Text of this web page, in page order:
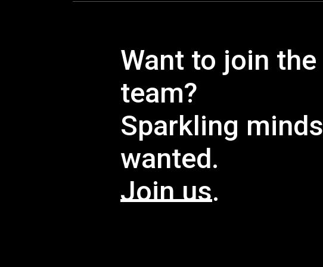
Want to join the
team?
Sparkling minds
wanted.
Join us.